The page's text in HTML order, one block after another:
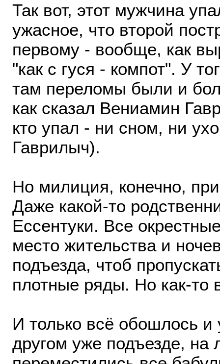
Так вот, этот мужчина
ужасное, что второй
первому - вообще, как
"как с гуся - компот". У
там переломы были и
как сказал Вениамин
кто упал - ни сном, ни
Гаврилыч).
Но милиция, конечно,
Даже какой-то
Ессентуки. Все
место жительства и
подъезда, чтоб
плотные ряды. Но как-то
И только всё обошлось и
другом уже подъезде, на